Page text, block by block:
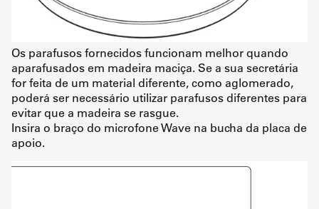
Os parafusos fornecidos funcionam melhor quando
aparafusados em madeira maciça. Se a sua secretária
for feita de um material diferente, como aglomerado,
poderá ser necessário utilizar parafusos diferentes para
evitar que a madeira se rasgue.
Insira o braço do microfone Wave na bucha da placa de
apoio.